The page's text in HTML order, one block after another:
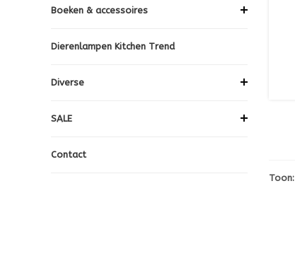
Boeken & accessoires
Dierenlampen Kitchen Trend
Diverse
SALE
Contact
Toon: